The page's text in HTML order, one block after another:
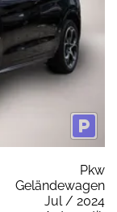
Pkw
Geländewagen
Jul / 2024